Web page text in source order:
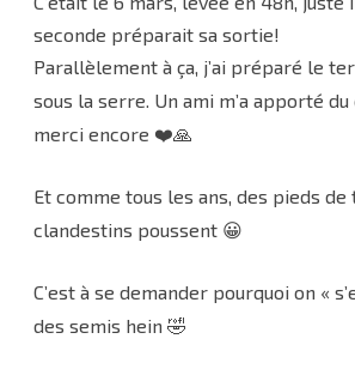
seconde préparait sa sortie!
Parallèlement à ça, j’ai préparé le
sous la serre. Un ami m’a apporté
merci encore ❤️🙏
Et comme tous les ans, des pieds de
clandestins poussent 😀
C’est à se demander pourquoi on «
des semis hein 🤣